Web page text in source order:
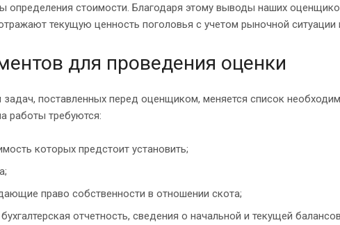
определения стоимости. Благодаря этому выводы наших
текущую ценность поголовья с учетом рыночной ситуации
для проведения оценки
задач, поставленных перед оценщиком, меняется список
работы требуются:
которых предстоит установить;
право собственности в отношении скота;
отчетность, сведения о начальной и текущей